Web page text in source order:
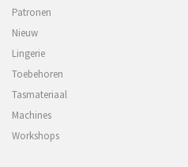
Patronen
Nieuw
Lingerie
Toebehoren
Tasmateriaal
Machines
Workshops